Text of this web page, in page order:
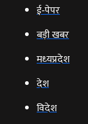
ई‑पेपर
बड़ी खबर
मध्‍यप्रदेश
देश
विदेश